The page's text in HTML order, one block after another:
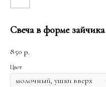
Свеча в форме зайчика
850 р.
Цвет